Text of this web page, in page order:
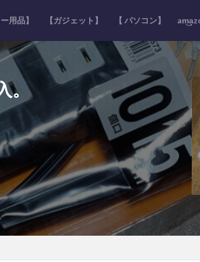
ー用品】 【ガジェット】 【 パソコン】
。